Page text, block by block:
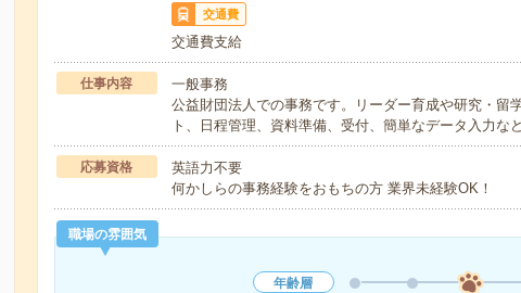
交通費
交通費支給
仕事内容
一般事務
公益財団法人での事務です。リーダー育成や研究・留
ト、日程管理、資料準備、受付、簡単なデータ入力な
応募資格
英語力不要
何かしらの事務経験をおもちの方 業界未経験OK！
職場の雰囲気
年齢層